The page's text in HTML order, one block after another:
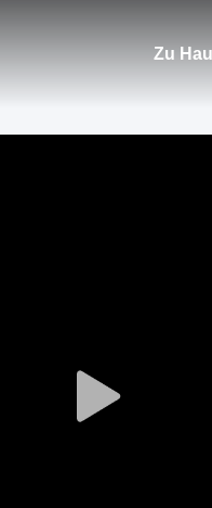
Zu
Play